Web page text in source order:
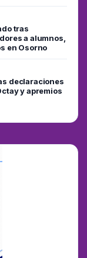
tras
a alumnos,
en Osorno
declaraciones
y apremios